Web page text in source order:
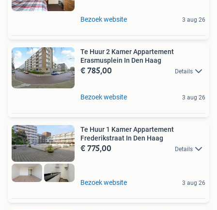
Bezoek website 3 aug 26
Te Huur 2 Kamer Appartement
Erasmusplein In Den Haag
€ 785,00 Details
Bezoek website 3 aug 26
Te Huur 1 Kamer Appartement
Frederikstraat In Den Haag
€ 775,00 Details
Bezoek website 3 aug 26